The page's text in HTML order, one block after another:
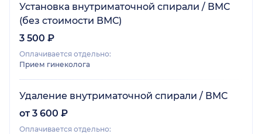
Установка внутриматочной спирали / ВМС
(без стоимости ВМС)
3 500 ₽
Оплачивается отдельно:
Прием гинеколога
Удаление внутриматочной спирали / ВМС
от 3 600 ₽
Оплачивается отдельно: